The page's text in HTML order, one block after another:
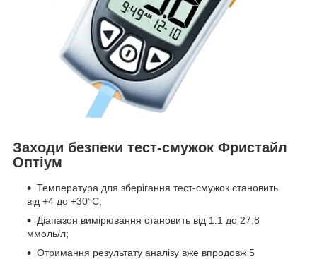
Заходи безпеки тест-смужок Фристайл
Оптіум
Температура для зберігання тест-смужок становить
від +4 до +30°С;
Діапазон вимірювання становить від 1.1 до 27,8
ммоль/л;
Отримання результату аналізу вже впродовж 5